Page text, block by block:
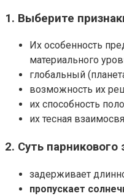
1. Выберите
Их особенность
материального
глобальный
возможность их
их способность
их тесная
2. Суть
задерживает
пропускает